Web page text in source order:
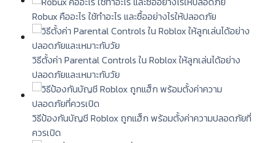
Robux คืออะไร ใช้ทำอะไร และซื้ออย่างไรให้ปลอดภัย
วิธีตั้งค่า Parental Controls ใน Roblox ให้ลูกเล่นได้อย่าง
ปลอดภัยและเหมาะกับวัย
วิธีป้องกันบัญชี Roblox ถูกแฮ็ก พร้อมตั้งค่าความปลอดภัยที่
ควรเปิด